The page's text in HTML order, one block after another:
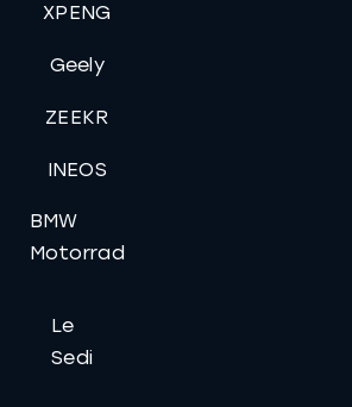
XPENG
Geely
ZEEKR
INEOS
BMW
Motorrad
Le
Sedi